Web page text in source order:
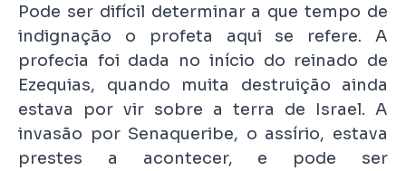
Pode ser difícil determinar a que tempo de
indignação o profeta aqui se refere. A
profecia foi dada no início do reinado de
Ezequias, quando muita destruição ainda
estava por vir sobre a terra de Israel. A
invasão por Senaqueribe, o assírio, estava
prestes a acontecer, e pode ser